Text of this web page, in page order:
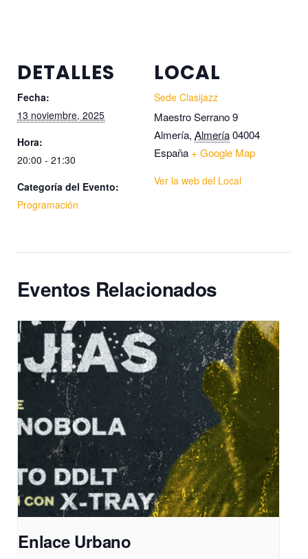
DETALLES
Fecha:
13 noviembre, 2025
Hora:
20:00 - 21:30
Categoría del Evento:
Programación
LOCAL
Sede Clasijazz
Maestro Serrano 9
Almería, Almería04004
España + Google Map
Ver la web del Local
Eventos Relacionados
Enlace Urbano